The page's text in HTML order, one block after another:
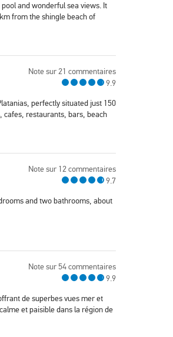
and wonderful sea views. It
from the shingle beach of
Note sur 21 commentaires
9.9
perfectly situated just 150
cafes, restaurants, bars, beach
Note sur 12 commentaires
9.7
and two bathrooms, about
Note sur 54 commentaires
9.9
de superbes vues mer et
et paisible dans la région de